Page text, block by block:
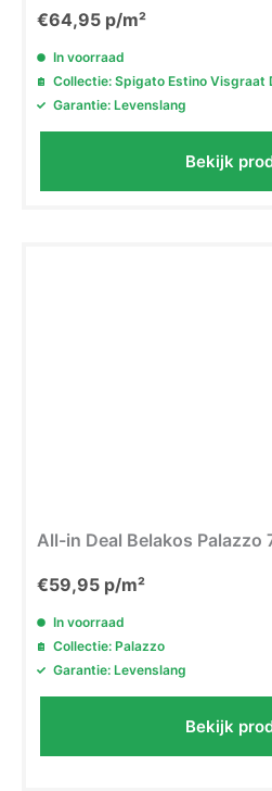
€64,95 p/m²
In voorraad
Collectie: Spigato Estino Visgraat
Garantie: Levenslang
Bekijk
All-in Deal Belakos Palazzo
€59,95 p/m²
In voorraad
Collectie: Palazzo
Garantie: Levenslang
Bekijk